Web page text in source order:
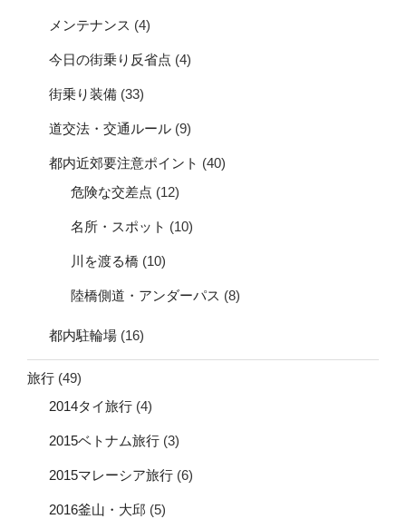
メンテナンス (4)
今日の街乗り反省点 (4)
街乗り装備 (33)
道交法・交通ルール (9)
都内近郊要注意ポイント (40)
危険な交差点 (12)
名所・スポット (10)
川を渡る橋 (10)
陸橋側道・アンダーパス (8)
都内駐輪場 (16)
旅行 (49)
2014タイ旅行 (4)
2015ベトナム旅行 (3)
2015マレーシア旅行 (6)
2016釜山・大邱 (5)